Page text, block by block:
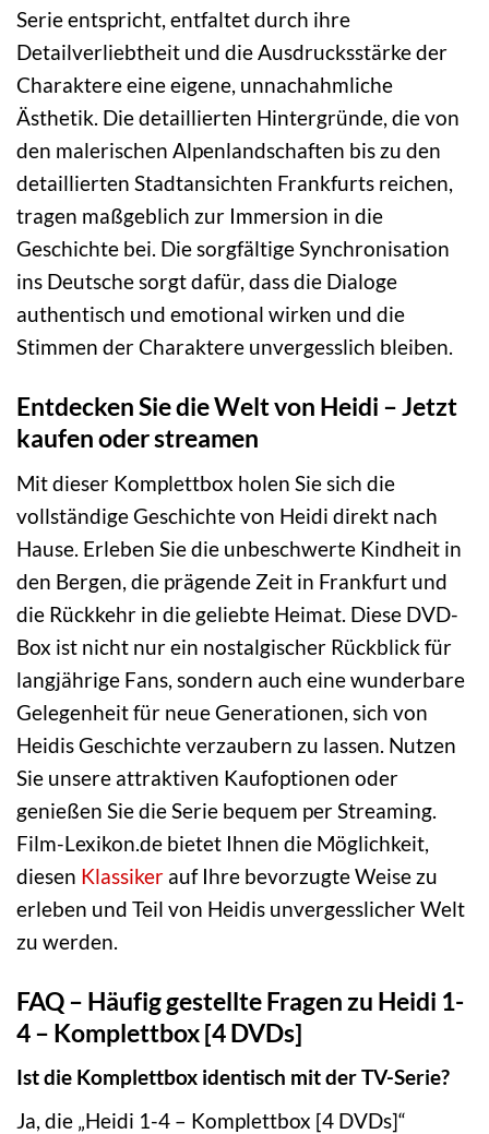
Serie entspricht, entfaltet durch ihre
Detailverliebtheit und die Ausdrucksstärke der
Charaktere eine eigene, unnachahmliche
Ästhetik. Die detaillierten Hintergründe, die von
den malerischen Alpenlandschaften bis zu den
detaillierten Stadtansichten Frankfurts reichen,
tragen maßgeblich zur Immersion in die
Geschichte bei. Die sorgfältige Synchronisation
ins Deutsche sorgt dafür, dass die Dialoge
authentisch und emotional wirken und die
Stimmen der Charaktere unvergesslich bleiben.
Entdecken Sie die Welt von Heidi – Jetzt
kaufen oder streamen
Mit dieser Komplettbox holen Sie sich die
vollständige Geschichte von Heidi direkt nach
Hause. Erleben Sie die unbeschwerte Kindheit in
den Bergen, die prägende Zeit in Frankfurt und
die Rückkehr in die geliebte Heimat. Diese DVD-
Box ist nicht nur ein nostalgischer Rückblick für
langjährige Fans, sondern auch eine wunderbare
Gelegenheit für neue Generationen, sich von
Heidis Geschichte verzaubern zu lassen. Nutzen
Sie unsere attraktiven Kaufoptionen oder
genießen Sie die Serie bequem per Streaming.
Film-Lexikon.de bietet Ihnen die Möglichkeit,
diesen Klassiker auf Ihre bevorzugte Weise zu
erleben und Teil von Heidis unvergesslicher Welt
zu werden.
FAQ – Häufig gestellte Fragen zu Heidi 1-
4 – Komplettbox [4 DVDs]
Ist die Komplettbox identisch mit der TV-Serie?
Ja, die „Heidi 1-4 – Komplettbox [4 DVDs]“